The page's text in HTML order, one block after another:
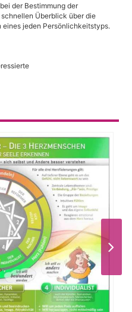
der Bestimmung der
Überblick über die
jeden Persönlichkeitstyps.